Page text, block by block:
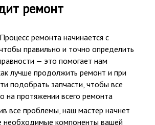
ремонт
ремонта начинается с
правильно и точно определить
— это помогает нам
лучше продолжить ремонт и при
подобрать запчасти, чтобы все
на протяжении всего ремонта
все проблемы, наш мастер начнет
необходимые компоненты вашей